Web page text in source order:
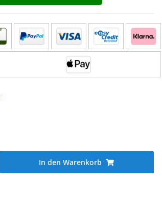
In den Warenkorb